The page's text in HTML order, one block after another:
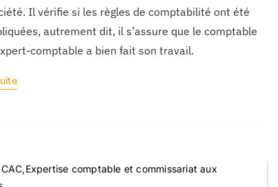
Il vérifie si les règles de comptabilité ont été
autrement dit, il s’assure que le comptable
comptable a bien fait son travail.
comptable et commissariat aux